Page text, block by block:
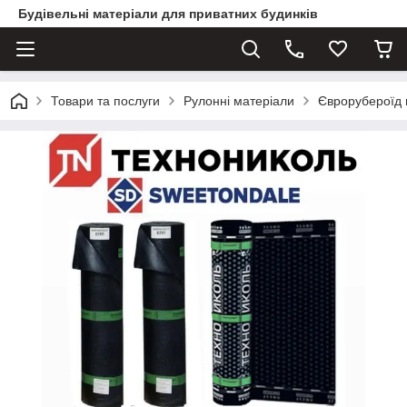
Будівельні матеріали для приватних будинків
Товари та послуги Рулонні матеріали Єврорубероїд